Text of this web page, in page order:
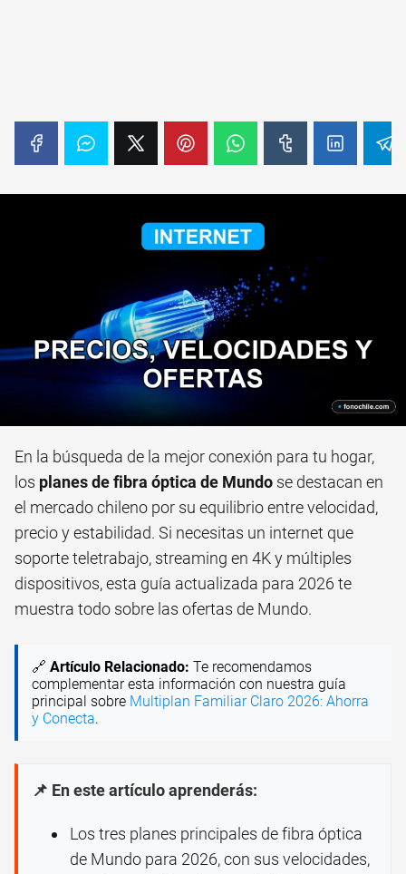
En la búsqueda de la mejor conexión para tu hogar,
los planes de fibra óptica de Mundo se destacan en
el mercado chileno por su equilibrio entre velocidad,
precio y estabilidad. Si necesitas un internet que
soporte teletrabajo, streaming en 4K y múltiples
dispositivos, esta guía actualizada para 2026 te
muestra todo sobre las ofertas de Mundo.
🔗 Artículo Relacionado: Te recomendamos
complementar esta información con nuestra guía
principal sobre Multiplan Familiar Claro 2026: Ahorra
y Conecta.
📌 En este artículo aprenderás:
Los tres planes principales de fibra óptica
de Mundo para 2026, con sus velocidades,